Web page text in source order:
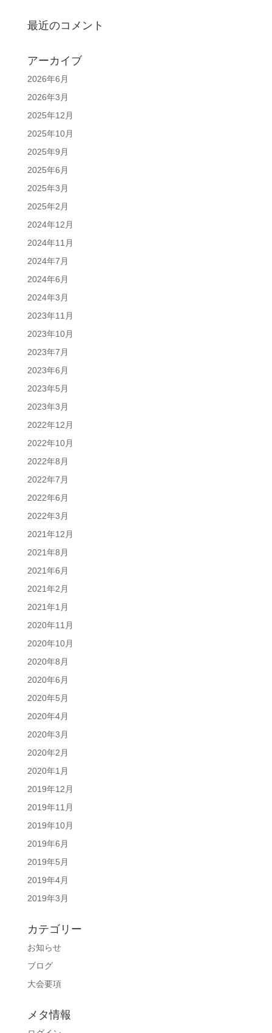
最近のコメント
アーカイブ
2026年6月
2026年3月
2025年12月
2025年10月
2025年9月
2025年6月
2025年3月
2025年2月
2024年12月
2024年11月
2024年7月
2024年6月
2024年3月
2023年11月
2023年10月
2023年7月
2023年6月
2023年5月
2023年3月
2022年12月
2022年10月
2022年8月
2022年7月
2022年6月
2022年3月
2021年12月
2021年8月
2021年6月
2021年2月
2021年1月
2020年11月
2020年10月
2020年8月
2020年6月
2020年5月
2020年4月
2020年3月
2020年2月
2020年1月
2019年12月
2019年11月
2019年10月
2019年6月
2019年5月
2019年4月
2019年3月
カテゴリー
お知らせ
ブログ
大会要項
メタ情報